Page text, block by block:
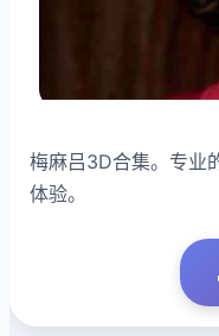
梅麻吕3D合集。专业
体验。